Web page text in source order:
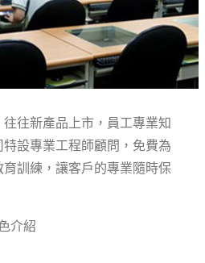
往新產品上市，員工專業知
設專業工程師顧問，免費為
訓練，讓客戶的專業隨時保
介紹